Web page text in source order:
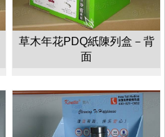
草木年花PDQ紙陳列盒－背
面